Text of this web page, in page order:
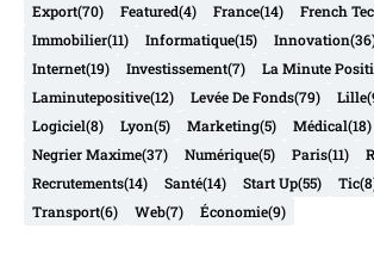
Export(70) Featured(4) France(14) French
Immobilier(11) Informatique(15) Innovation
Internet(19) Investissement(7) La Minute
Laminutepositive(12) Levée De Fonds(79) Lille
Logiciel(8) Lyon(5) Marketing(5) Médical(18)
Negrier Maxime(37) Numérique(5) Paris(11)
Recrutements(14) Santé(14) Start Up(55) Tic
Transport(6) Web(7) Économie(9)